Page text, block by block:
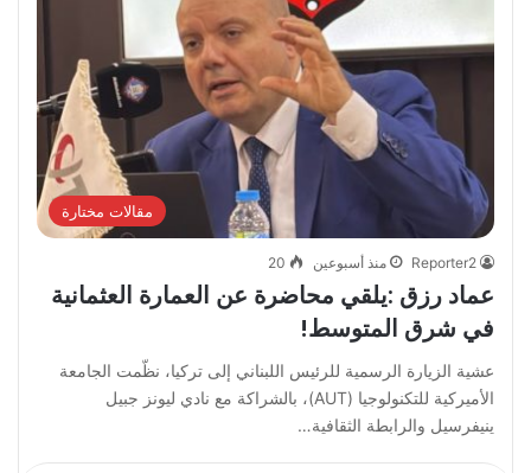
مقالات مختارة
Reporter2 منذ أسبوعين 20
عماد رزق :يلقي محاضرة عن العمارة العثمانية
في شرق المتوسط!
عشية الزيارة الرسمية للرئيس اللبناني إلى تركيا، نظّمت الجامعة
الأميركية للتكنولوجيا (AUT)، بالشراكة مع نادي ليونز جبيل
ينيفرسيل والرابطة الثقافية…